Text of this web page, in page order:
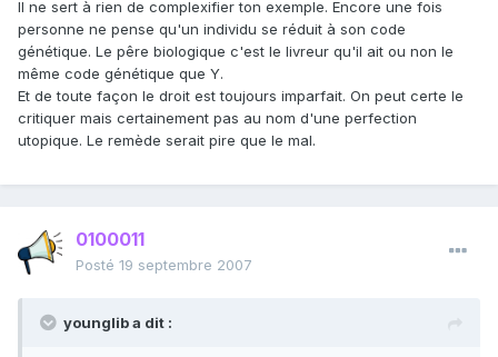
Il ne sert à rien de complexifier ton exemple. Encore une fois
personne ne pense qu'un individu se réduit à son code
génétique. Le pêre biologique c'est le livreur qu'il ait ou non le
même code génétique que Y.
Et de toute façon le droit est toujours imparfait. On peut certe le
critiquer mais certainement pas au nom d'une perfection
utopique. Le remède serait pire que le mal.
0100011
Posté 19 septembre 2007
younglib a dit :